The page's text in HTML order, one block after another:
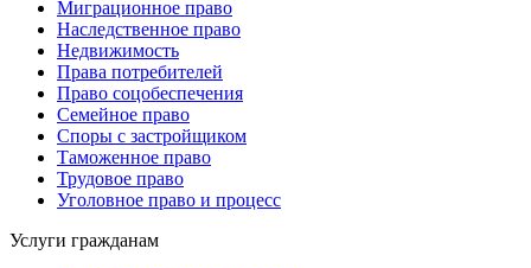
Миграционное право
Наследственное право
Недвижимость
Права потребителей
Право соцобеспечения
Семейное право
Споры с застройщиком
Таможенное право
Трудовое право
Уголовное право и процесс
Услуги гражданам